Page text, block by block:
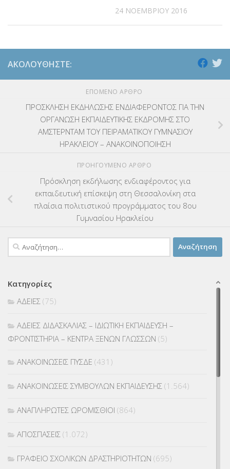
24 ΝΟΕΜΒΡΊΟΥ 2016
ΑΚΟΛΟΥΘΉΣΤΕ:
ΕΠΌΜΕΝΟ ΆΡΘΡΟ
ΠΡΟΣΚΛΗΣΗ ΕΚΔΗΛΩΣΗΣ ΕΝΔΙΑΦΕΡΟΝΤΟΣ ΓΙΑ ΤΗΝ
ΟΡΓΑΝΩΣΗ ΕΚΠΑΙΔΕΥΤΙΚΗΣ ΕΚΔΡΟΜΗΣ ΣΤΟ
ΑΜΣΤΕΡΝΤΑΜ ΤΟΥ ΠΕΙΡΑΜΑΤΙΚΟΥ ΓΥΜΝΑΣΙΟΥ
ΗΡΑΚΛΕΙΟΥ – ΑΝΑΚΟΙΝΟΠΟΙΗΣΗ
ΠΡΟΗΓΟΎΜΕΝΟ ΆΡΘΡΟ
Πρόσκληση εκδήλωσης ενδιαφέροντος για
εκπαιδευτική επίσκεψη στη Θεσσαλονίκη στα
πλαίσια πολιτιστικού προγράμματος του 8ου
Γυμνασίου Ηρακλείου
Αναζήτηση
για:
Κατηγορίες
ΑΔΕΙΕΣ (75)
ΑΔΕΙΕΣ ΔΙΔΑΣΚΑΛΙΑΣ – ΙΔΙΩΤΙΚΗ ΕΚΠΑΙΔΕΥΣΗ –
ΦΡΟΝΤΙΣΤΗΡΙΑ – ΚΕΝΤΡΑ ΞΕΝΩΝ ΓΛΩΣΣΩΝ (5)
ΑΝΑΚΟΙΝΩΣΕΙΣ ΠΥΣΔΕ (431)
ΑΝΑΚΟΙΝΩΣΕΙΣ ΣΥΜΒΟΥΛΩΝ ΕΚΠΑΙΔΕΥΣΗΣ (1.564)
ΑΝΑΠΛΗΡΩΤΕΣ ΩΡΟΜΙΣΘΙΟΙ (864)
ΑΠΟΣΠΑΣΕΙΣ (1.072)
ΓΡΑΦΕΙΟ ΣΧΟΛΙΚΩΝ ΔΡΑΣΤΗΡΙΟΤΗΤΩΝ (695)